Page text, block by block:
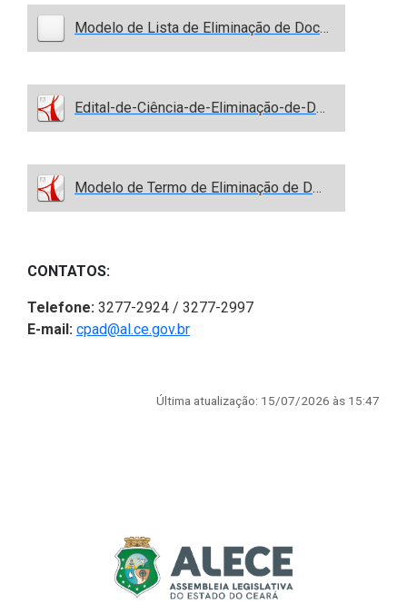
Modelo de Lista de Eliminação de Documentos (LED).ods
Edital-de-Ciência-de-Eliminação-de-Documentos-ALECE.pdf
Modelo de Termo de Eliminação de Documentos-ALECE.pdf
CONTATOS:
Telefone: 3277-2924 / 3277-2997
E-mail: cpad@al.ce.gov.br
Última atualização: 15/07/2026 às 15:47